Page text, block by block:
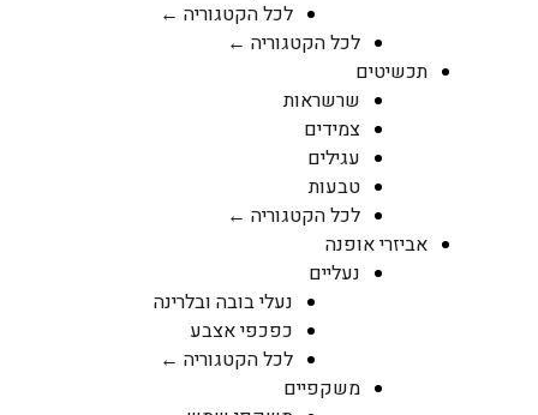
לכל הקטגוריה ←
לכל הקטגוריה ←
תכשיטים
שרשראות
צמידים
עגילים
טבעות
לכל הקטגוריה ←
אביזרי אופנה
נעליים
נעלי בובה ובלרינה
כפכפי אצבע
לכל הקטגוריה ←
משקפיים